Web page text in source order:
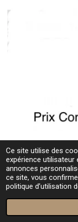
Ce site utilise des
expérience
annonces
ce site, vous
politique d’utilisation